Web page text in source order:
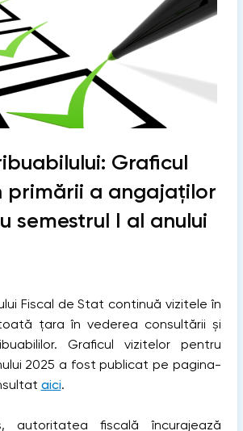
Graficul
primării a angajaților
semestrul I al anului
Fiscal de Stat continuă vizitele în
țara în vederea consultării și
Graficul vizitelor pentru
2025 a fost publicat pe pagina-
aici.
autoritatea fiscală încurajează